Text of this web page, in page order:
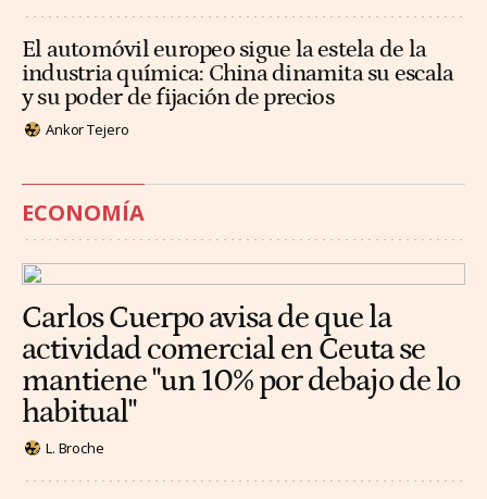
El automóvil europeo sigue la estela de la
industria química: China dinamita su escala
y su poder de fijación de precios
Ankor Tejero
ECONOMÍA
Carlos Cuerpo avisa de que la
actividad comercial en Ceuta se
mantiene "un 10% por debajo de lo
habitual"
L. Broche